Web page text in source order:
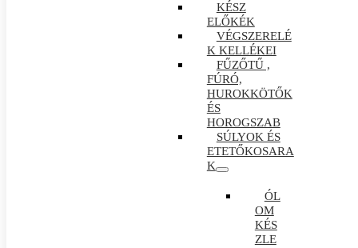
KÉSZ
ELŐKÉK
VÉGSZERELÉ
K KELLÉKEI
FŰZŐTŰ ,
FÚRÓ,
HUROKKÖTŐK
ÉS
HOROGSZAB
SÚLYOK ÉS
ETETŐKOSARA
K
ÓL
OM
KÉS
ZLE